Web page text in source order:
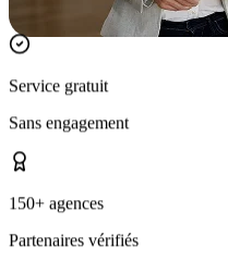
Service gratuit
Sans engagement
150+ agences
Partenaires vérifiés